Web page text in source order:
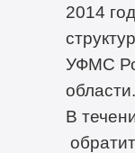
2014
УФМС
В